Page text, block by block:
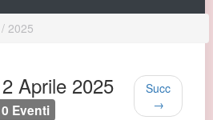
/ 2025
Aprile 2025
0 Eventi
Succ
→